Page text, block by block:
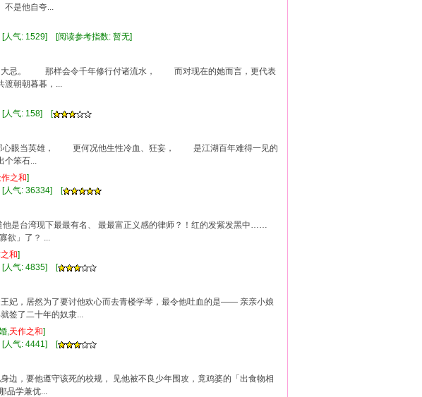
是他自夸...
气: 1529] [阅读参考指数: 暂无]
忌。 那样会令千年修行付诸流水， 而对现在的她而言，更代表
朝朝暮暮，...
[人气: 158] [
当英雄， 更何况他生性冷血、狂妄， 是江湖百年难得一见的
笨石...
作之和]
[人气: 36334] [
是台湾现下最最有名、 最最富正义感的律师？！红的发紫发黑中……
欲」了？ ...
之和]
[人气: 4835] [
妃，居然为了要讨他欢心而去青楼学琴，最令他吐血的是—— 亲亲小娘
签了二十年的奴隶...
,天作之和]
[人气: 4441] [
边，要他遵守该死的校规， 见他被不良少年围攻，竟鸡婆的「出食物相
品学兼优...